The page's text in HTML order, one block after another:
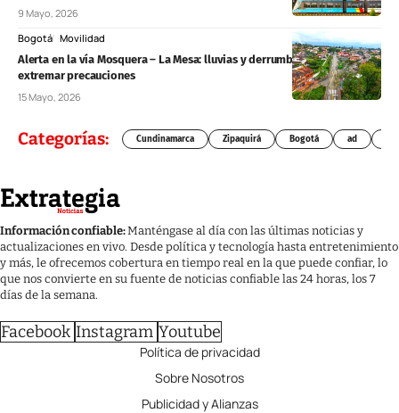
9 Mayo, 2026
Bogotá Movilidad
Alerta en la vía Mosquera – La Mesa: lluvias y derrumbes obligan a
extremar precauciones
15 Mayo, 2026
Categorías: Cundinamarca Zipaquirá Bogotá ad
Información confiable:Manténgase al día con las últimas noticias y
actualizaciones en vivo. Desde política y tecnología hasta entretenimiento
y más, le ofrecemos cobertura en tiempo real en la que puede confiar, lo
que nos convierte en su fuente de noticias confiable las 24 horas, los 7
días de la semana.
Facebook Instagram Youtube
Política de privacidad
Sobre Nosotros
Publicidad y Alianzas